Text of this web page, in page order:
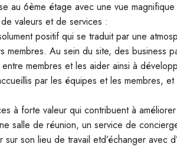
au 6ème étage avec une vue magnifique
valeurs et de services :
positif qui se traduit par une
membres. Au sein du site, des business
entre membres et les aider ainsi à
par les équipes et les membres,
à forte valeur qui contribuent à
salle de réunion, un service de
sur son lieu de travail etd’échanger avec